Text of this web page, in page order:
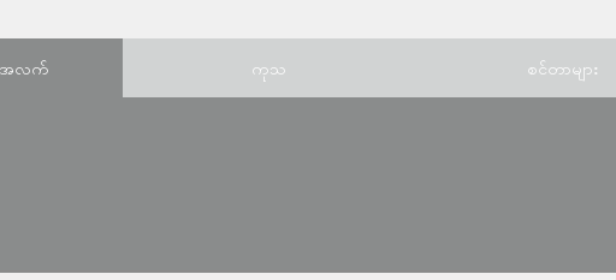
အလက် ကုသ စင်တာများ